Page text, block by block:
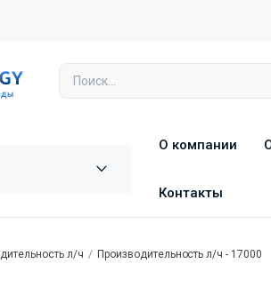
О компании
Контакты
л/ч Производительность л/ч - 17000